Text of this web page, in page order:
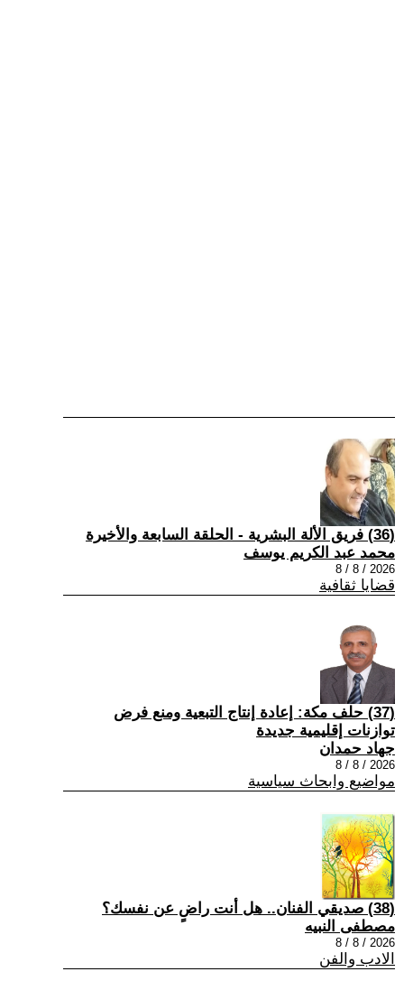
(36) فريق الألة البشرية - الحلقة السابعة والأخيرة
محمد عبد الكريم يوسف
2026 / 8 / 8
قضايا ثقافية
(37) حلف مكة: إعادة إنتاج التبعية ومنع فرض
توازنات إقليمية جديدة
جهاد حمدان
2026 / 8 / 8
مواضيع وابحاث سياسية
(38) صديقي الفنان.. هل أنت راضٍ عن نفسك؟
مصطفى النبيه
2026 / 8 / 8
الادب والفن